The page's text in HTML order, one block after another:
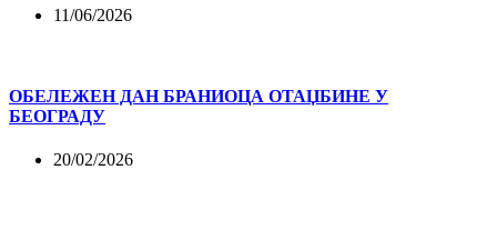
11/06/2026
ОБЕЛЕЖЕН ДАН БРАНИОЦА ОТАЏБИНЕ У
БЕОГРАДУ
20/02/2026